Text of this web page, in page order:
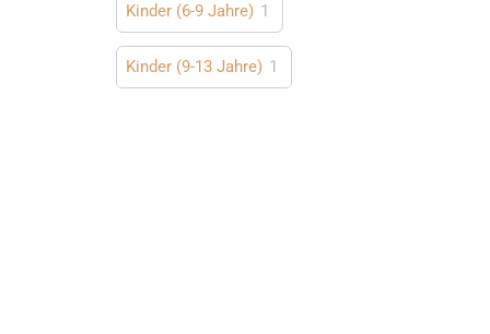
Kinder (6-9 Jahre) 1
Kinder (9-13 Jahre) 1